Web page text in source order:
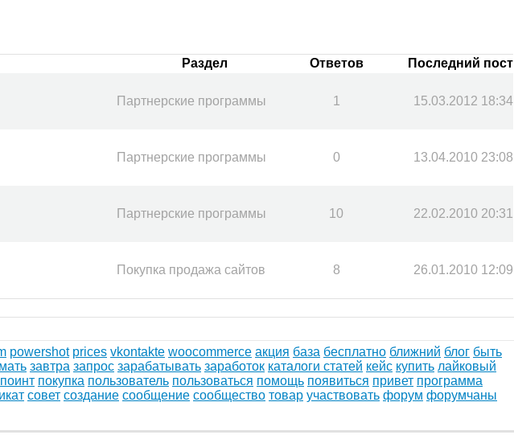
Раздел Ответов Последний пост
Партнерские программы 1 15.03.2012 18:34
Партнерские программы 0 13.04.2010 23:08
Партнерские программы 10 22.02.2010 20:31
Покупка продажа сайтов 8 26.01.2010 12:09
powershot prices vkontakte woocommerce акция база бесплатно ближний блог быть
завтра запрос зарабатывать заработок каталоги статей кейс купить лайковый
поинт покупка пользователь пользоваться помощь появиться привет программа
совет создание сообщение сообщество товар участвовать форум форумчаны